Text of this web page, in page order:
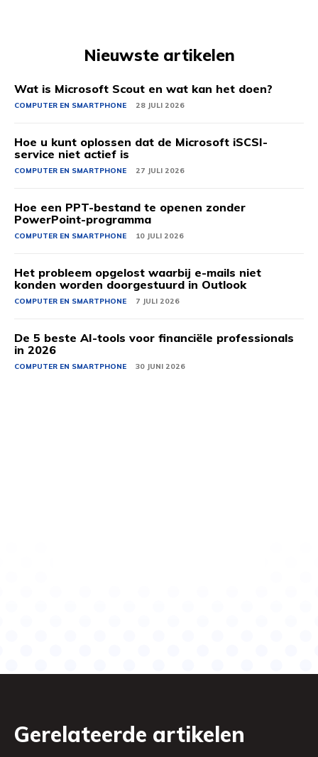
Nieuwste artikelen
Wat is Microsoft Scout en wat kan het doen?
COMPUTER EN SMARTPHONE 28 JULI 2026
Hoe u kunt oplossen dat de Microsoft iSCSI-
service niet actief is
COMPUTER EN SMARTPHONE 27 JULI 2026
Hoe een PPT-bestand te openen zonder
PowerPoint-programma
COMPUTER EN SMARTPHONE 10 JULI 2026
Het probleem opgelost waarbij e-mails niet
konden worden doorgestuurd in Outlook
COMPUTER EN SMARTPHONE 7 JULI 2026
De 5 beste AI-tools voor financiële professionals
in 2026
COMPUTER EN SMARTPHONE 30 JUNI 2026
Gerelateerde artikelen